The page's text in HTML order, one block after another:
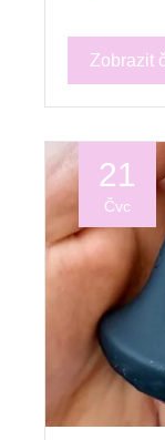
Zobrazit
21
Čvc